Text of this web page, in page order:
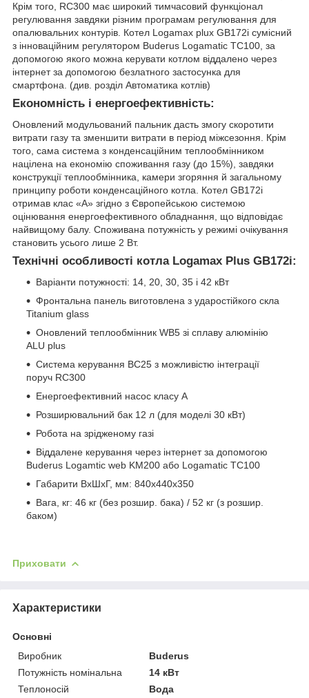
Крім того, RC300 має широкий тимчасовий функціонал
регулювання завдяки різним програмам регулювання для
опалювальних контурів. Котел Logamax plux GB172i сумісний
з інноваційним регулятором Buderus Logamatic TC100, за
допомогою якого можна керувати котлом віддалено через
інтернет за допомогою безлатного застосунка для
смартфона. (див. розділ Автоматика котлів)
Економність і енергоефективність:
Оновлений модульований пальник дасть змогу скоротити
витрати газу та зменшити витрати в період міжсезоння. Крім
того, сама система з конденсаційним теплообмінником
націлена на економію споживання газу (до 15%), завдяки
конструкції теплообмінника, камери згоряння й загальному
принципу роботи конденсаційного котла. Котел GB172i
отримав клас «А» згідно з Європейською системою
оцінювання енергоефективного обладнання, що відповідає
найвищому балу. Споживана потужність у режимі очікування
становить усього лише 2 Вт.
Технічні особливості котла Logamax Plus GB172i:
Варіанти потужності: 14, 20, 30, 35 і 42 кВт
Фронтальна панель виготовлена з ударостійкого скла
Titanium glass
Оновлений теплообмінник WB5 зі сплаву алюмінію
ALU plus
Система керування BC25 з можливістю інтеграції
поруч RC300
Енергоефективний насос класу А
Розширювальний бак 12 л (для моделі 30 кВт)
Робота на зрідженому газі
Віддалене керування через інтернет за допомогою
Buderus Logamtic web KM200 або Logamatic TC100
Габарити ВxШxГ, мм: 840x440x350
Вага, кг: 46 кг (без розшир. бака) / 52 кг (з розшир.
баком)
Приховати
Характеристики
Основні
Виробник
Buderus
Потужність номінальна
14 кВт
Теплоносій
Вода